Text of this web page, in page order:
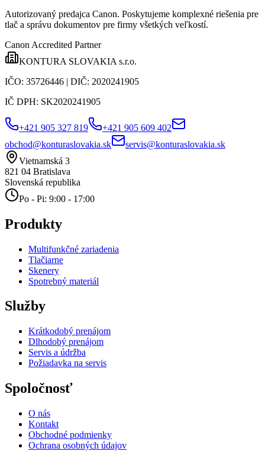
Autorizovaný predajca Canon. Poskytujeme komplexné riešenia pre
tlač a správu dokumentov pre firmy všetkých veľkostí.
Canon Accredited Partner
KONTURA SLOVAKIA s.r.o.
IČO: 35726446 | DIČ: 2020241905
IČ DPH: SK2020241905
+421 905 327 819
+421 905 609 402
obchod@konturaslovakia.sk
servis@konturaslovakia.sk
Vietnamská 3
821 04 Bratislava
Slovenská republika
Po - Pi: 9:00 - 17:00
Produkty
Multifunkčné zariadenia
Tlačiarne
Skenery
Spotrebný materiál
Služby
Krátkodobý prenájom
Dlhodobý prenájom
Servis a údržba
Požiadavka na servis
Spoločnosť
O nás
Kontakt
Obchodné podmienky
Ochrana osobných údajov